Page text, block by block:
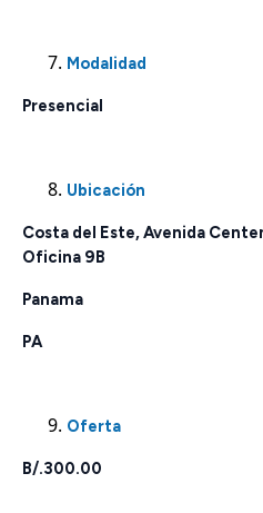
Modalidad
Presencial
Ubicación
Costa del Este, Avenida
Oficina 9B
Panama
PA
Oferta
B/.300.00